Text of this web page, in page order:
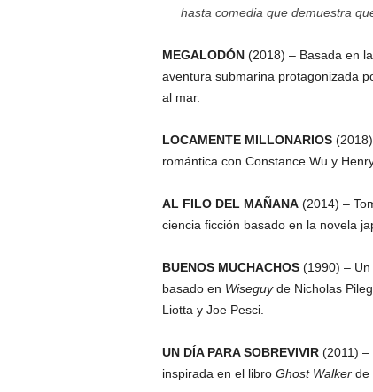
hasta comedia que demuestra
MEGALODÓN(2018) – Basada en
aventura submarina protagonizada
al mar.
LOCAMENTE MILLONARIOS
romántica con Constance Wu y
AL FILO DEL MAÑANA (2014) –
ciencia ficción basado en la novela
BUENOS MUCHACHOS(1990) – Un
basado en Wiseguyde Nicholas
Liotta y Joe Pesci.
UN DÍA PARA SOBREVIVIR(2011) –
inspirada en el libro Ghost Walkerde